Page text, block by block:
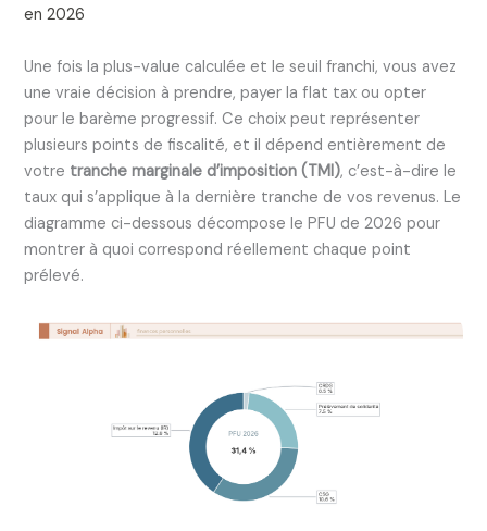
en 2026
Une fois la plus-value calculée et le seuil franchi, vous avez
une vraie décision à prendre, payer la flat tax ou opter
pour le barème progressif. Ce choix peut représenter
plusieurs points de fiscalité, et il dépend entièrement de
votre tranche marginale d’imposition (TMI), c’est-à-dire le
taux qui s’applique à la dernière tranche de vos revenus. Le
diagramme ci-dessous décompose le PFU de 2026 pour
montrer à quoi correspond réellement chaque point
prélevé.